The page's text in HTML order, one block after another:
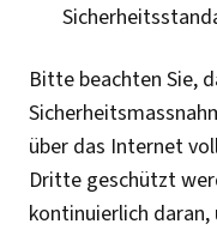
Bitte beachten Sie,
über das Internet
Dritte geschützt
kontinuierlich daran,